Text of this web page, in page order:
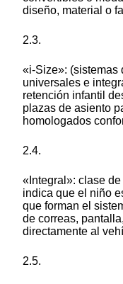
diseño, material o
2.3.
«i-Size»: (sistemas
universales e
retención infantil
plazas de asiento
homologados
2.4.
«Integral»: clase
indica que el niño
que forman el
de correas,
directamente al
2.5.